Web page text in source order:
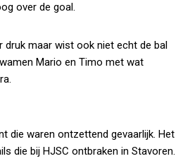
over de goal.
maar wist ook niet echt de bal
Mario en Timo met wat
die waren ontzettend gevaarlijk. Het
die bij HJSC ontbraken in Stavoren.